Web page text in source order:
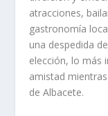
atracciones,
gastronomía
una despedida
elección, lo más
amistad
de Albacete.